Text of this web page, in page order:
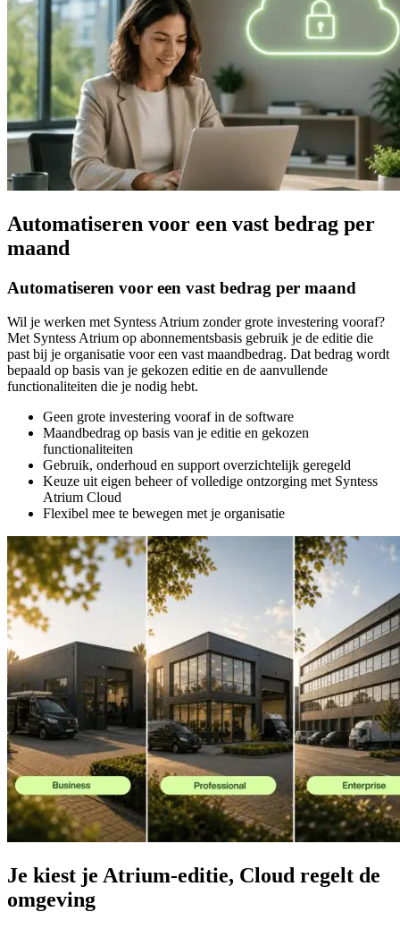
Automatiseren voor een vast bedrag per
maand
Automatiseren voor een vast bedrag per maand
Wil je werken met Syntess Atrium zonder grote investering vooraf?
Met Syntess Atrium op abonnementsbasis gebruik je de editie die
past bij je organisatie voor een vast maandbedrag. Dat bedrag wordt
bepaald op basis van je gekozen editie en de aanvullende
functionaliteiten die je nodig hebt.
Geen grote investering vooraf in de software
Maandbedrag op basis van je editie en gekozen
functionaliteiten
Gebruik, onderhoud en support overzichtelijk geregeld
Keuze uit eigen beheer of volledige ontzorging met Syntess
Atrium Cloud
Flexibel mee te bewegen met je organisatie
Je kiest je Atrium-editie, Cloud regelt de
omgeving